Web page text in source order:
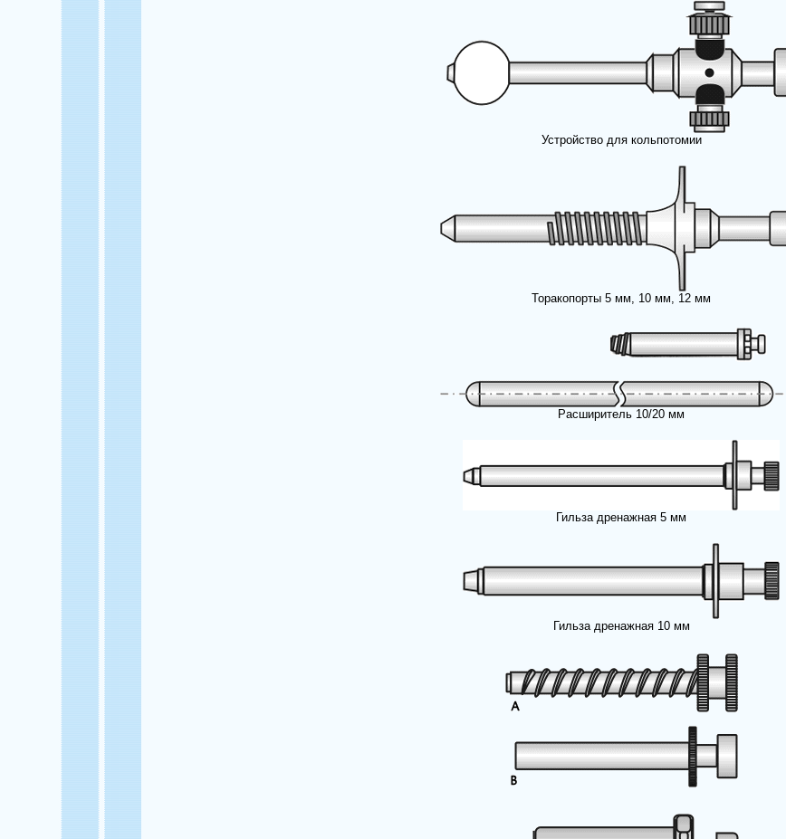
Устройство для кольпотомии
Торакопорты 5 мм, 10 мм, 12 мм
Расширитель 10/20 мм
Гильза дренажная 5 мм
Гильза дренажная 10 мм